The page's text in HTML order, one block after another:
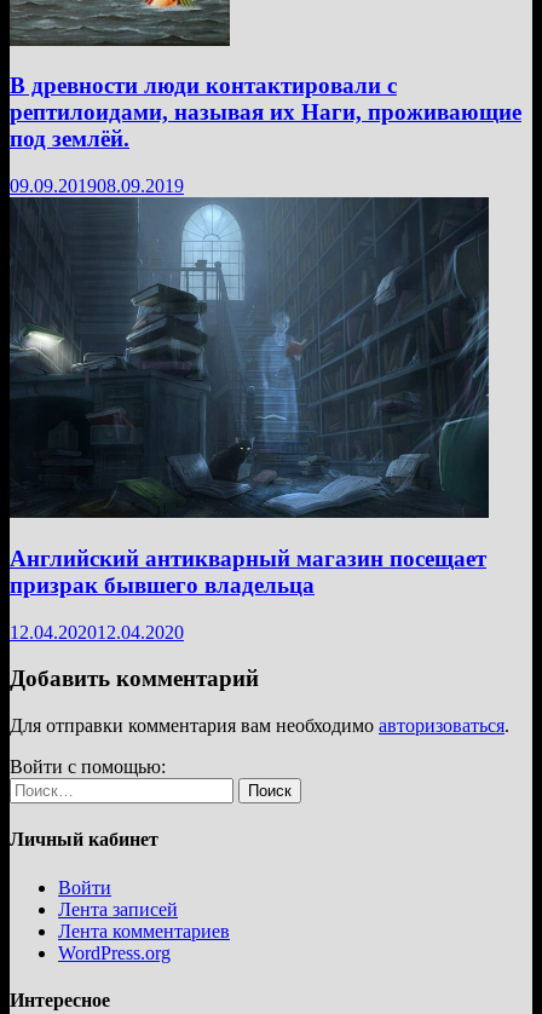
В древности люди контактировали с
рептилоидами, называя их Наги, проживающие
под землёй.
09.09.201908.09.2019
Английский антикварный магазин посещает
призрак бывшего владельца
12.04.202012.04.2020
Добавить комментарий
Для отправки комментария вам необходимо авторизоваться.
Войти с помощью:
Найти:
Личный кабинет
Войти
Лента записей
Лента комментариев
WordPress.org
Интересное